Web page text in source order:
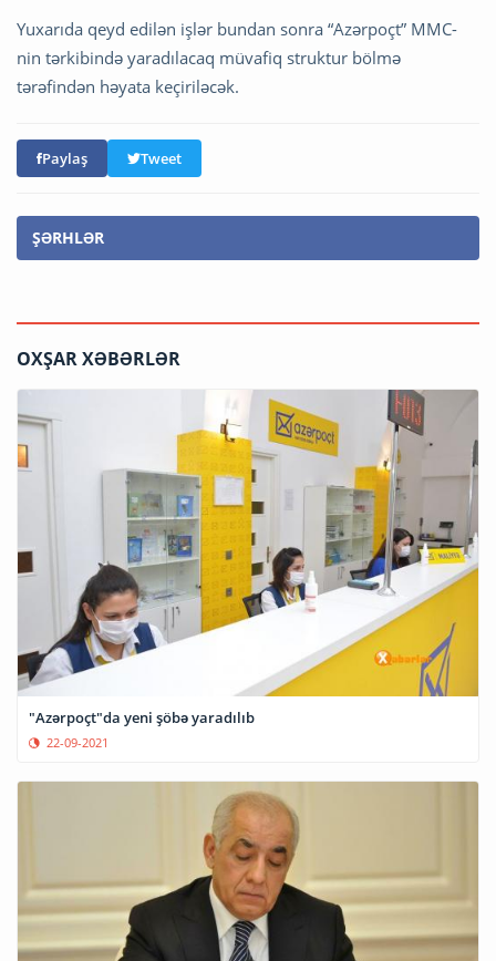
Yuxarıda qeyd edilən işlər bundan sonra “Azərpoçt” MMC-
nin tərkibində yaradılacaq müvafiq struktur bölmə
tərəfindən həyata keçiriləcək.
Paylaş Tweet
ŞƏRHLƏR
OXŞAR XƏBƏRLƏR
"Azərpoçt"da yeni şöbə yaradılıb
22-09-2021